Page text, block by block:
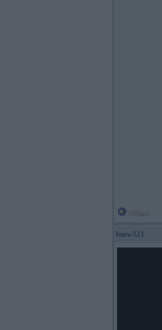
bmw321